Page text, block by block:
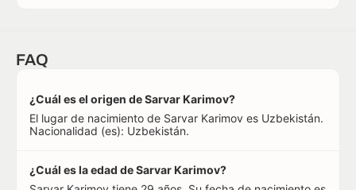
FAQ
¿Cuál es el origen de Sarvar Karimov?
El lugar de nacimiento de Sarvar Karimov es Uzbekistán.
Nacionalidad (es): Uzbekistán.
¿Cuál es la edad de Sarvar Karimov?